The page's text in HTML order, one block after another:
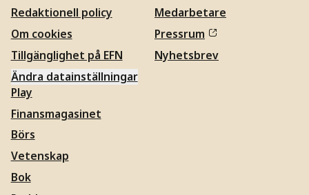
Redaktionell policy
Om cookies
Tillgänglighet på EFN
Ändra datainställningar
Medarbetare
Pressrum
Nyhetsbrev
Play
Finansmagasinet
Börs
Vetenskap
Bok